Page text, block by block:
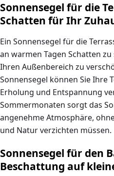
Sonnensegel für die
Schatten für Ihr
Ein Sonnensegel für die
an warmen Tagen Schatten
Ihren Außenbereich zu
Sonnensegel können Sie Ihre
Erholung und Entspannung
Sommermonaten sorgt das
angenehme Atmosphäre,
und Natur verzichten müssen.
Sonnensegel für den
Beschattung auf